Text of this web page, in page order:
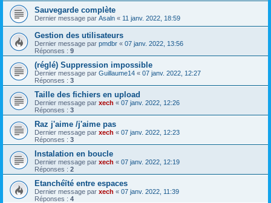
Sauvegarde complète
Dernier message par Asaln « 11 janv. 2022, 18:59
Gestion des utilisateurs
Dernier message par pmdbr « 07 janv. 2022, 13:56
Réponses : 9
(réglé) Suppression impossible
Dernier message par Guillaume14 « 07 janv. 2022, 12:27
Réponses : 3
Taille des fichiers en upload
Dernier message par xech « 07 janv. 2022, 12:26
Réponses : 3
Raz j'aime /j'aime pas
Dernier message par xech « 07 janv. 2022, 12:23
Réponses : 3
Instalation en boucle
Dernier message par xech « 07 janv. 2022, 12:19
Réponses : 2
Etanchéïté entre espaces
Dernier message par xech « 07 janv. 2022, 11:39
Réponses : 4